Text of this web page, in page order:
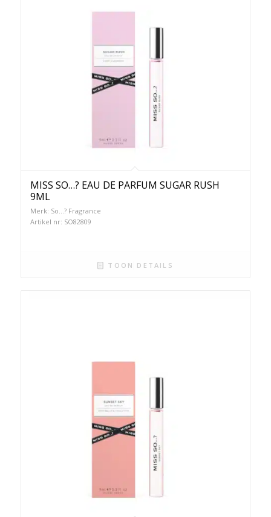
MISS SO…? EAU DE PARFUM SUGAR RUSH
9ML
Merk: So...? Fragrance
Artikel nr: SO82809
TOON DETAILS